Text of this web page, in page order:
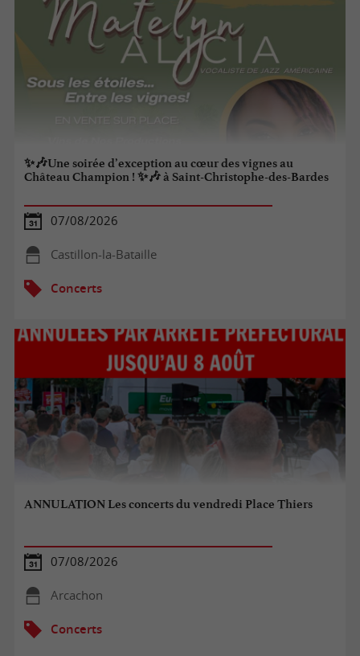
✨🎶Une soirée d’exception au cœur des vignes au
Château Champion ! ✨🎶 à Saint-Christophe-des-Bardes
07/08/2026
Castillon-la-Bataille
Concerts
ANNULATION Les concerts du vendredi Place Thiers
07/08/2026
Arcachon
Concerts